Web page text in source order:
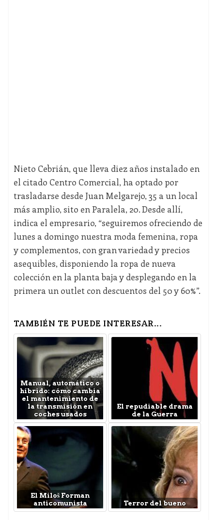
Nieto Cebrián, que lleva diez años instalado en
el citado Centro Comercial, ha optado por
trasladarse desde Juan Melgarejo, 35 a un local
más amplio, sito en Paralela, 20. Desde allí,
indica el empresario, “seguiremos ofreciendo de
lunes a domingo nuestra moda femenina, ropa
y complementos, con gran variedad y precios
asequibles, disponiendo la ropa de nueva
colección en la planta baja y desplegando en la
primera un outlet con descuentos del 50 y 60%”.
TAMBIÉN TE PUEDE INTERESAR...
Manual, automático o
híbrido: cómo cambia
el mantenimiento de
la transmisión en
coches usados
El repudiable drama
de la Guerra
El Miloš Forman
anticomunista
Terror del bueno